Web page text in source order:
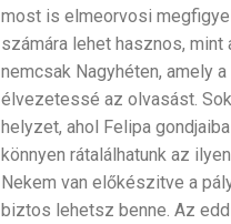
most is elmeorvosi
számára lehet hasznos,
nemcsak Nagyhéten, amely
élvezetessé az olvasást.
helyzet, ahol Felipa
könnyen rátalálhatunk az
Nekem van előkészitve a
biztos lehetsz benne. Az